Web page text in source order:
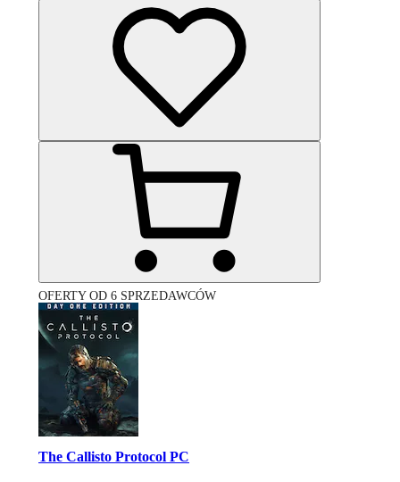
OFERTY OD 6 SPRZEDAWCÓW
The Callisto Protocol PC